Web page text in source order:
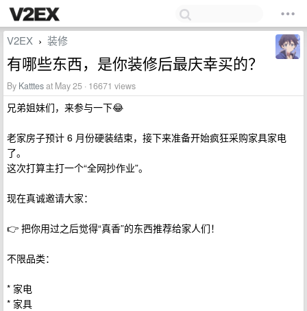
V2EX › 装修
有哪些东西，是你装修后最庆幸买的？
By Katttesat May 25 · 16671 views
兄弟姐妹们，来参与一下😂
老家房子预计 6 月份硬装结束，接下来准备开始疯狂采购家具家电
了。
这次打算主打一个“全网抄作业”。
现在真诚邀请大家：
👉 把你用过之后觉得“真香”的东西推荐给家人们！
不限品类：
* 家电
* 家具